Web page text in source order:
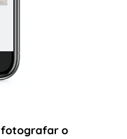
fotografar o